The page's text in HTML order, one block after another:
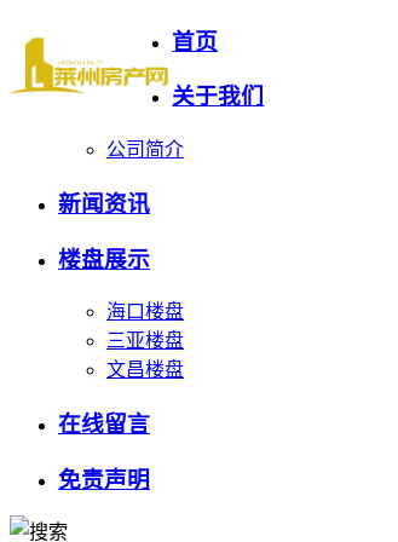
首页
关于我们
公司简介
新闻资讯
楼盘展示
海口楼盘
三亚楼盘
文昌楼盘
在线留言
免责声明